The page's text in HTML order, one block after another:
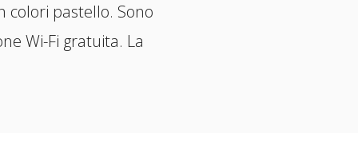
colori pastello. Sono
Wi-Fi gratuita. La